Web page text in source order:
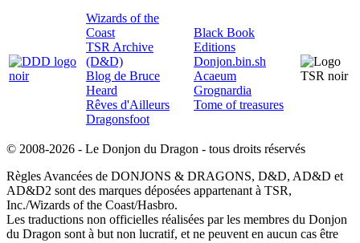
Wizards of the
Coast
TSR Archive
(D&D)
Blog de Bruce
Heard
Rêves d'Ailleurs
Dragonsfoot
Black Book
Editions
Donjon.bin.sh
Acaeum
Grognardia
Tome of treasures
© 2008-2026 - Le Donjon du Dragon - tous droits réservés
Règles Avancées de DONJONS & DRAGONS, D&D, AD&D et
AD&D2 sont des marques déposées appartenant à TSR,
Inc./Wizards of the Coast/Hasbro.
Les traductions non officielles réalisées par les membres du Donjon
du Dragon sont à but non lucratif, et ne peuvent en aucun cas être